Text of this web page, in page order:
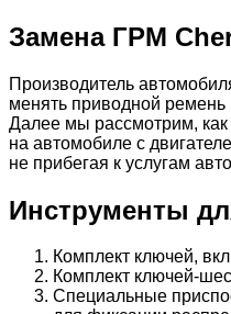
Замена ГРМ
Производитель
менять приводной
Далее мы рассмотрим,
на автомобиле с
не прибегая к услугам
Инструменты
Комплект ключей,
Комплект ключей-
Специальные